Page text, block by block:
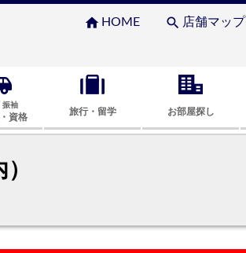
home HOME search 店舗マップ
振袖
資格
旅行・留学 お部屋探し